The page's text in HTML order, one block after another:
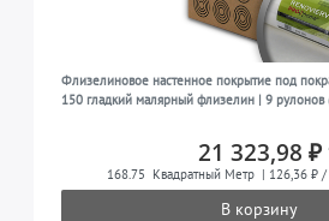
Флизелиновое настенное покрытие под
150 гладкий малярный флизелин | 9 рулонов
21 323,98
168.75 Квадратный Метр | 126,36 ₽
В корзину